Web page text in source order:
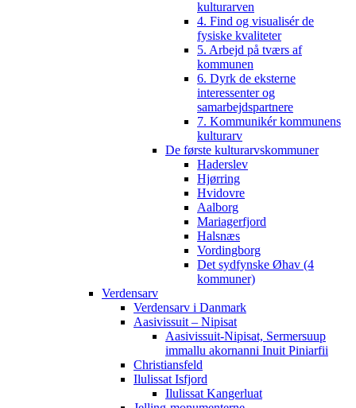
kulturarven
4. Find og visualisér de
fysiske kvaliteter
5. Arbejd på tværs af
kommunen
6. Dyrk de eksterne
interessenter og
samarbejdspartnere
7. Kommunikér kommunens
kulturarv
De første kulturarvskommuner
Haderslev
Hjørring
Hvidovre
Aalborg
Mariagerfjord
Halsnæs
Vordingborg
Det sydfynske Øhav (4
kommuner)
Verdensarv
Verdensarv i Danmark
Aasivissuit – Nipisat
Aasivissuit-Nipisat, Sermersuup
immallu akornanni Inuit Piniarfii
Christiansfeld
Ilulissat Isfjord
Ilulissat Kangerluat